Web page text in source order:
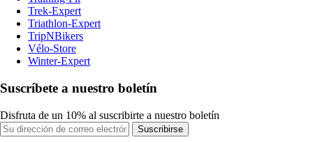
Trek-Expert
Triathlon-Expert
TripNBikers
Vélo-Store
Winter-Expert
Suscríbete a nuestro boletín
Disfruta de un 10% al suscribirte a nuestro boletín
Suscribirse